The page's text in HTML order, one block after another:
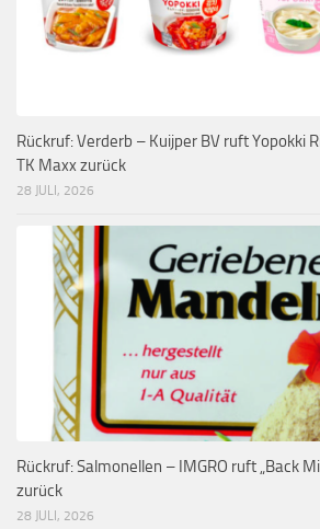
Rückruf: Verderb – Kuijper BV ruft Yopokki
TK Maxx zurück
28 JULI, 2026
Rückruf: Salmonellen – IMGRO ruft „Back
zurück
28 JULI, 2026